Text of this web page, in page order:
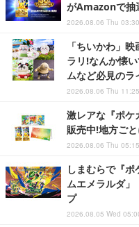
がAmazonで抽
2026.08.06 Thu 03:30
「ちいかわ」
ラリ!なんか懐
ムなど必見のラ
2026.08.06 Thu 11:25
激レアな『ポ
販売中!地方ご
2026.08.06 Thu 05:15
しまむらで『
ムエメラルダ」
プ
2026.08.05 Wed